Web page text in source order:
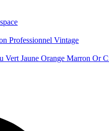
Professionnel Vintage
Vert Jaune Orange Marron Or